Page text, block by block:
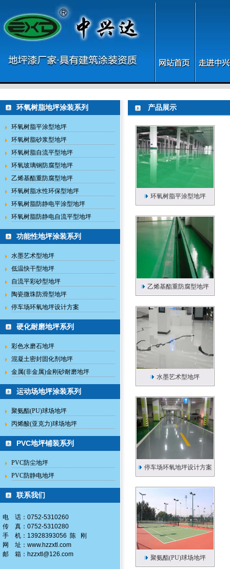
环氧树脂地坪涂装系列
环氧树脂平涂型地坪
环氧树脂砂浆型地坪
环氧树脂自流平型地坪
环氧玻璃钢防腐型地坪
乙烯基酯重防腐型地坪
环氧树脂水性环保型地坪
环氧树脂防静电平涂型地坪
环氧树脂防静电自流平型地坪
功能性地坪涂装系列
水墨艺术型地坪
低温快干型地坪
自流平彩砂型地坪
陶瓷微珠防滑型地坪
停车场环氧地坪设计方案
硬化耐磨地坪系列
彩色水磨石地坪
混凝土密封固化剂地坪
金属(非金属)金刚砂耐磨地坪
运动场地坪涂装系列
聚氨酯(PU)球场地坪
丙烯酸(亚克力)球场地坪
PVC地坪铺装系列
PVC防尘地坪
PVC防静电地坪
联系我们
电 话：0752-5310260
传 真：0752-5310280
手 机：13928393056 陈 刚
网 址： www.hzzxtl.com
邮 箱： hzzxtl@126.com
产品展示
环氧树脂平涂型地坪
乙烯基酯重防腐型地坪
水墨艺术型地坪
停车场环氧地坪设计方案
聚氨酯(PU)球场地坪